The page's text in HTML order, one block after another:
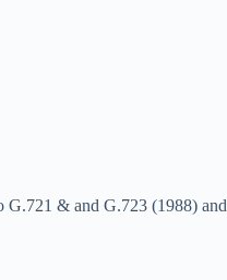
& and G.723 (1988) and